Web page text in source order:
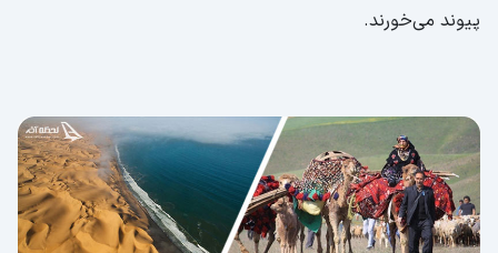
پیوند می‌خورند.